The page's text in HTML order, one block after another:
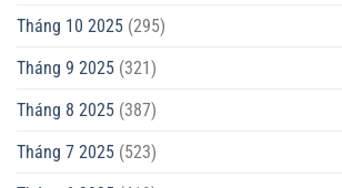
Tháng 10 2025 (295)
Tháng 9 2025 (321)
Tháng 8 2025 (387)
Tháng 7 2025 (523)